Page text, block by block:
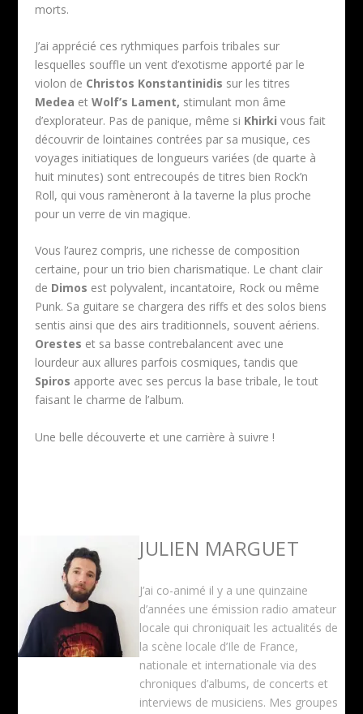
morts.
J’ai apprécié ces rythmiques parfois tribales sur
lesquelles souffle un vent d’exotisme apporté par le
violon de Christos Konstantinidis sur les titres
Medea et Wolf’s Lament, stimulant mon âme
d’explorateur. Pas de panique, même si Khirki vous fait
découvrir de lointaines contrées par sa musique, ces
voyages initiatiques de longueurs variées (de quarte à
huit minutes) sont entrecoupés de titres bien Rock’n
Roll, qui vous ramèneront à la taverne la plus proche
pour un verre de vin magique.
Vous l’aurez compris, une richesse de composition
certaine, pour un trio bien charismatique. Le chant clair
de Dimos est polyvalent, incantatoire, Rock ou même
Punk. Sa guitare se chargera des riffs et des solos biens
sentis ainsi que des airs traditionnels, souvent aériens.
Orestes et sa basse contrebalancent avec une
lourdeur aux allures parfois cosmiques, tandis que
Spiros apporte avec ses percus la base tribale, le tout
faisant le charme de l’album.
Une belle découverte et une carrière à suivre !
JULIEN MARGUET
J’ai co-animé il y a une quinzaine
d’années une émission radio amateur
locale qui chroniquait les actualités de
la scène locale d’Ile de France,
nationale et internationale via des
chroniques d’albums, de concerts et
interviews de musiciens. Mes groupes